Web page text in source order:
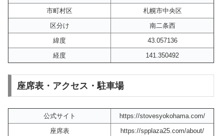
市町村区
札幌市中央区
区分け
南二条西
緯度
43.057136
経度
141.350492
座席表・アクセス・駐車場
公式サイト
https://stovesyokohama.com/
座席表
https://spplaza25.com/about/